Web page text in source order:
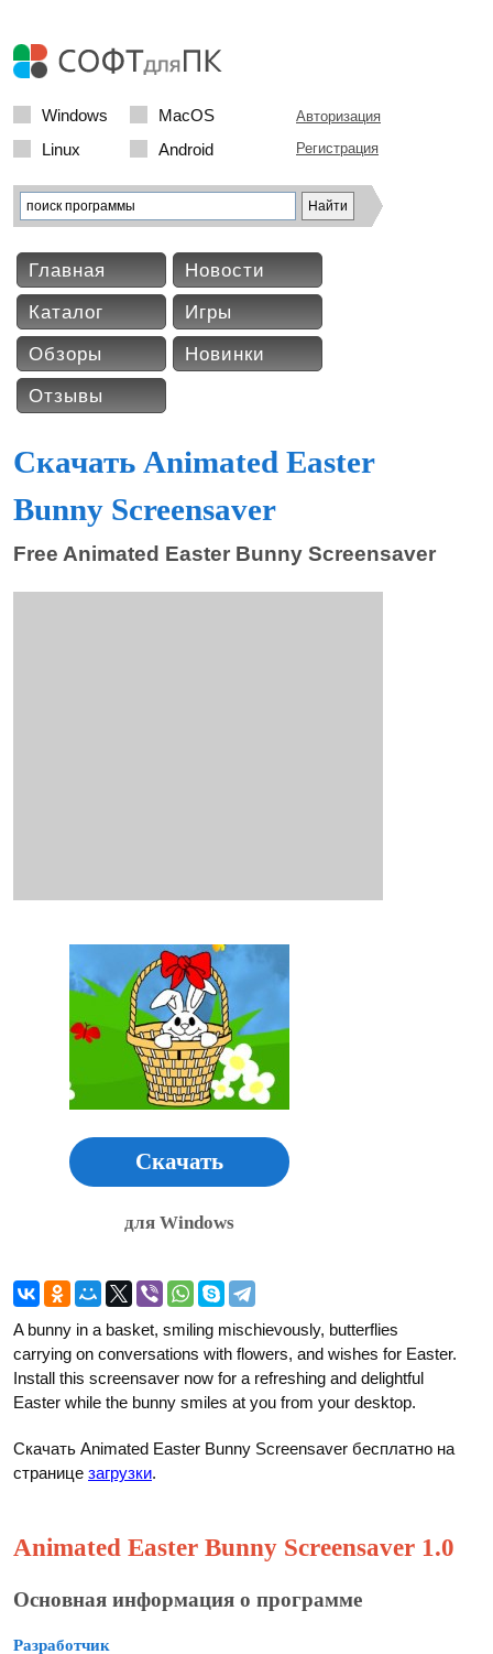
Windows
MacOS
Linux
Android
Авторизация
Регистрация
Главная
Новости
Каталог
Игры
Обзоры
Новинки
Отзывы
Скачать Animated Easter
Bunny Screensaver
Free Animated Easter Bunny Screensaver
Скачать
для Windows
A bunny in a basket, smiling mischievously, butterflies
carrying on conversations with flowers, and wishes for Easter.
Install this screensaver now for a refreshing and delightful
Easter while the bunny smiles at you from your desktop.
Скачать Animated Easter Bunny Screensaver бесплатно на
странице загрузки.
Animated Easter Bunny Screensaver 1.0
Основная информация о программе
Разработчик